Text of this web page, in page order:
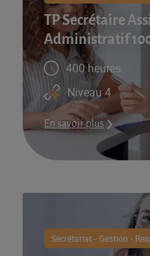
TP Secrétaire
Administratif
400 heures
Niveau 4
En savoir plus
Secrétariat - Gestion -